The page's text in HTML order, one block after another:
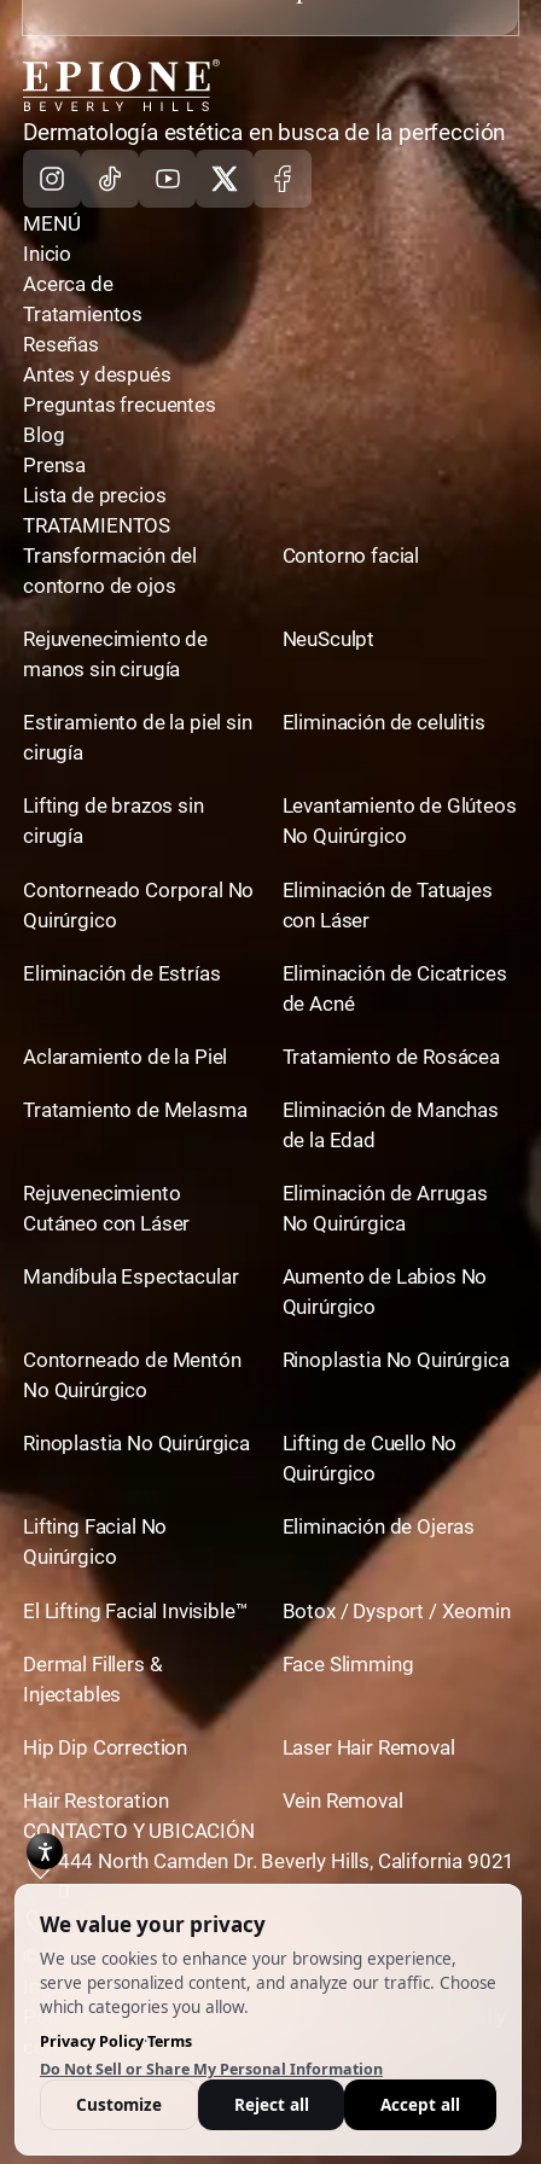
casa
Dermatología estética en busca de la perfección
Instagram
TikTokYoutube
X Facebook
MENÚ
Inicio
Acerca de
Tratamientos
Reseñas
Antes y después
Preguntas frecuentes
Blog
Prensa
Lista de precios
TRATAMIENTOS
Transformación del
contorno de ojos
Contorno facial
Rejuvenecimiento de
manos sin cirugía
NeuSculpt
Estiramiento de la piel sin
cirugía
Eliminación de celulitis
Lifting de brazos sin
cirugía
Levantamiento de Glúteos
No Quirúrgico
Contorneado Corporal No
Quirúrgico
Eliminación de Tatuajes
con Láser
Eliminación de Estrías
Eliminación de Cicatrices
de Acné
Aclaramiento de la Piel Tratamiento de Rosácea
Tratamiento de Melasma
Eliminación de Manchas
de la Edad
Rejuvenecimiento
Cutáneo con Láser
Eliminación de Arrugas
No Quirúrgica
Mandíbula Espectacular
Aumento de Labios No
Quirúrgico
Contorneado de Mentón
No Quirúrgico
Rinoplastia No Quirúrgica
Rinoplastia No Quirúrgica
Lifting de Cuello No
Quirúrgico
Lifting Facial No
Quirúrgico
Eliminación de Ojeras
El Lifting Facial Invisible™ Botox / Dysport / Xeomin
Dermal Fillers &
Injectables
Face Slimming
Hip Dip Correction Laser Hair Removal
Hair Restoration
Vein Removal
CONTACTO Y UBICACIÓN
444 North Camden Dr. Beverly Hills, California 9021
0
310,651,6267
© 2026 Todos los derechos reservados.
Impulsado porAnkord Media
Política de privacidad|Descargo de responsabilidad y
condiciones de uso